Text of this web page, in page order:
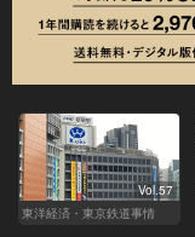
Vol.57
東洋経済・東京鉄道事情